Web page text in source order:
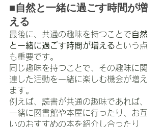
■自然と一緒に過ごす時間が増
える
最後に、共通の趣味を持つことで自然
と一緒に過ごす時間が増えるという点
も重要です。
同じ趣味を持つことで、その趣味に関
連した活動を一緒に楽しむ機会が増え
ます。
例えば、読書が共通の趣味であれば、
一緒に図書館や本屋に行ったり、お互
いのおすすめの本を紹介し合ったり